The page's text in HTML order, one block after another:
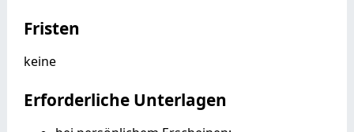
Fristen
keine
Erforderliche Unterlagen